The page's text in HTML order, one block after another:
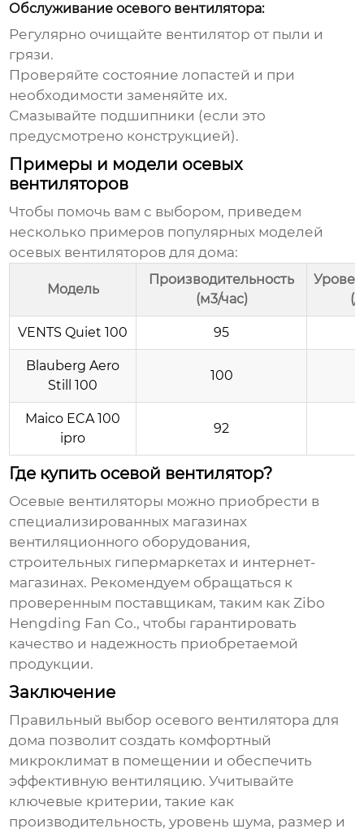
Обслуживание осевого вентилятора:
Регулярно очищайте вентилятор от пыли и
грязи.
Проверяйте состояние лопастей и при
необходимости заменяйте их.
Смазывайте подшипники (если это
предусмотрено конструкцией).
Примеры и модели осевых
вентиляторов
Чтобы помочь вам с выбором, приведем
несколько примеров популярных моделей
осевых вентиляторов для дома:
Модель
Производительность
(м3/час)
VENTS Quiet 100 95
Blauberg Aero
Still 100
100
Maico ECA 100
ipro
92
Где купить осевой вентилятор?
Осевые вентиляторы можно приобрести в
специализированных магазинах
вентиляционного оборудования,
строительных гипермаркетах и интернет-
магазинах. Рекомендуем обращаться к
проверенным поставщикам, таким какZibo
Hengding Fan Co., чтобы гарантировать
качество и надежность приобретаемой
продукции.
Заключение
Правильный выбор осевого вентилятора для
дома позволит создать комфортный
микроклимат в помещении и обеспечить
эффективную вентиляцию. Учитывайте
ключевые критерии, такие как
производительность, уровень шума, размер и